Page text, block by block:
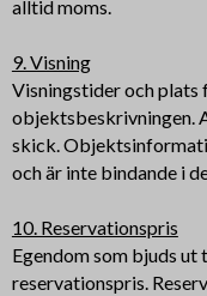
alltid moms.
9. Visning
Visningstider och plats
objektsbeskrivningen.
skick.
och är inte bindande i
10. Reservationspris
Egendom som bjuds
reservationspris.